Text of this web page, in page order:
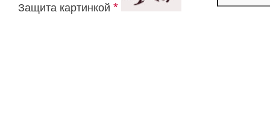
Защита картинкой *